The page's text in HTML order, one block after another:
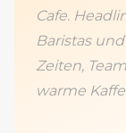
Cafe.
Baristas
Zeiten,
warme